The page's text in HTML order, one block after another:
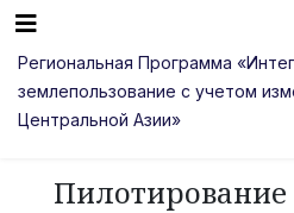
Региональная Программа
землепользование с учетом
Центральной Азии»
Пилотирование